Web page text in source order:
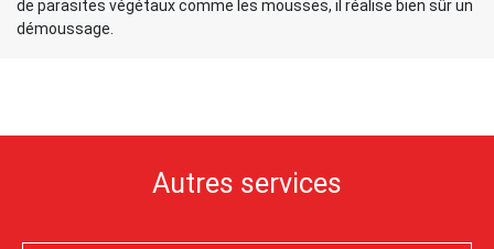
de parasites végétaux comme les mousses, il réalise bien sûr un
démoussage.
Autres services